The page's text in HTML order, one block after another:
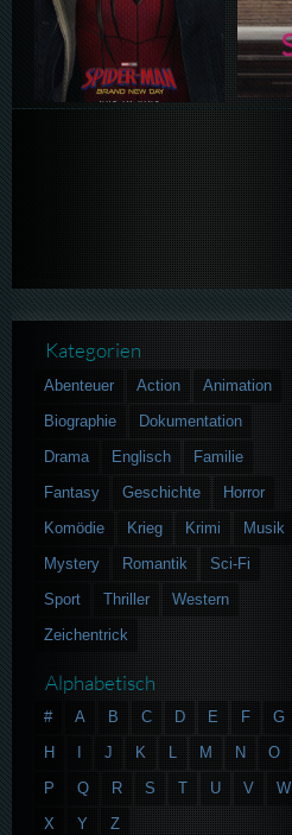
Kategorien
Abenteuer Action
Animation
Biographie
Dokumentation
Drama
Englisch
Familie
Fantasy
Geschichte
Horror
Komödie
Krieg Krimi
Musik
Mystery
Romantik
Sci-Fi
Sport
Thriller
Western
Zeichentrick
Alphabetisch
# A B C D E F
G
H
J K L M N
O
P
Q R S T U V
W
X
Y Z